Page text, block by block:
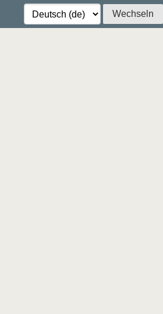
Wechseln